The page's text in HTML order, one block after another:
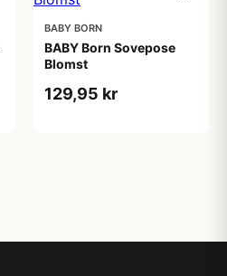
BABY BORN
BABY Born Sovepose
Blomst
129,95 kr